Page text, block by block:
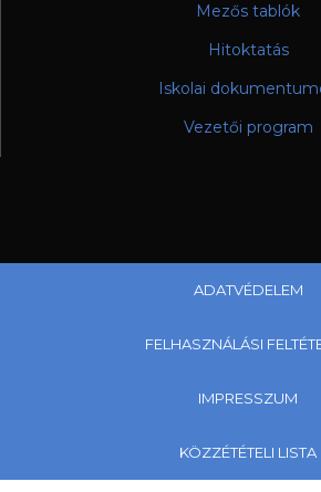
Mezős tablók
Hitoktatás
Iskolai
Vezetői program
ADATVÉDELEM
FELHASZNÁLÁSI
IMPRESSZUM
KÖZZÉTÉTELI LISTA